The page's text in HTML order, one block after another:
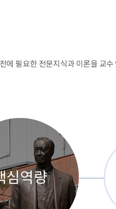
필요한 전문지식과 이론을 교
심역량